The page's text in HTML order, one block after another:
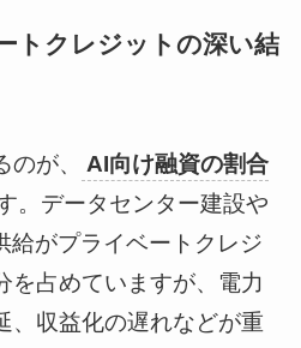
トクレジットの深い結
が、
AI向け融資の割合
。データセンター建設や
給がプライベートクレジ
を占めていますが、電力
、収益化の遅れなどが重